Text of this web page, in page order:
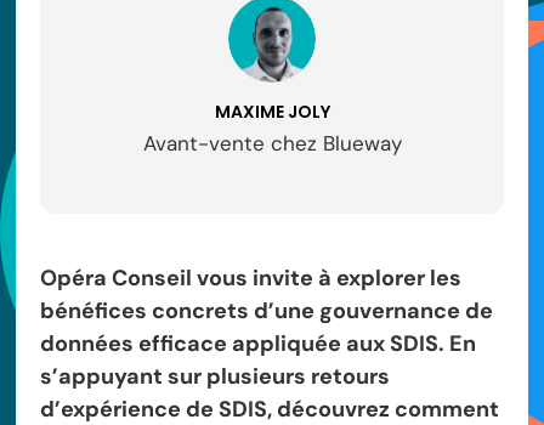
MAXIME JOLY
Avant-vente chez Blueway
Opéra Conseil vous invite à explorer les
bénéfices concrets d’une gouvernance de
données efficace appliquée aux SDIS. En
s’appuyant sur plusieurs retours
d’expérience de SDIS, découvrez comment